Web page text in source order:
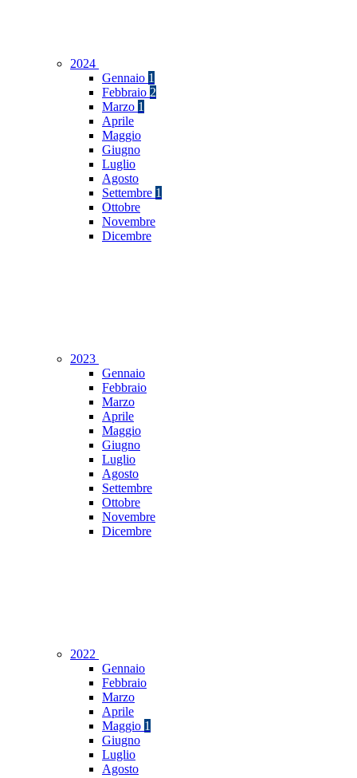
2024
Gennaio 1
Febbraio 2
Marzo 1
Aprile
Maggio
Giugno
Luglio
Agosto
Settembre 1
Ottobre
Novembre
Dicembre
2023
Gennaio
Febbraio
Marzo
Aprile
Maggio
Giugno
Luglio
Agosto
Settembre
Ottobre
Novembre
Dicembre
2022
Gennaio
Febbraio
Marzo
Aprile
Maggio 1
Giugno
Luglio
Agosto